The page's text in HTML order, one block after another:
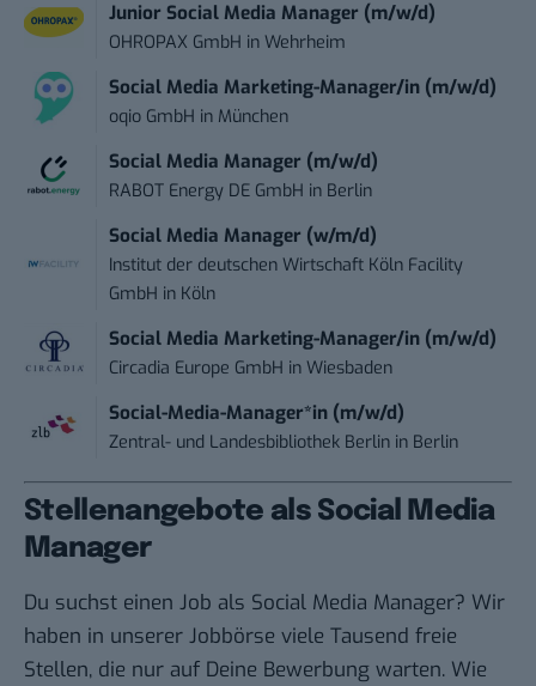
Junior Social Media Manager (m/w/d)
OHROPAX GmbH in Wehrheim
Social Media Marketing-Manager/in (m/w/d)
oqio GmbH in München
Social Media Manager (m/w/d)
RABOT Energy DE GmbH in Berlin
Social Media Manager (w/m/d)
Institut der deutschen Wirtschaft Köln Facility
GmbH in Köln
Social Media Marketing-Manager/in (m/w/d)
Circadia Europe GmbH in Wiesbaden
Social-Media-Manager*in (m/w/d)
Zentral- und Landesbibliothek Berlin in Berlin
Stellenangebote als Social Media
Manager
Du suchst einen Job als Social Media Manager? Wir
haben in unserer Jobbörse viele Tausend freie
Stellen, die nur auf Deine Bewerbung warten. Wie